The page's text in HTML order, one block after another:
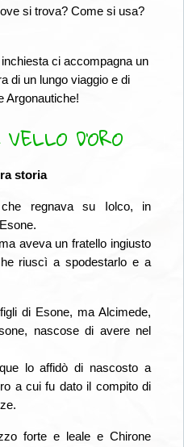
si trova? Come si usa?
ci accompagna un
di un lungo viaggio e di
Argonautiche!
D’ORO
storia
regnava su Iolco, in
aveva un fratello ingiusto
riuscì a spodestarlo e a
di Esone, ma Alcimede,
nascose di avere nel
lo affidò di nascosto a
a cui fu dato il compito di
forte e leale e Chirone